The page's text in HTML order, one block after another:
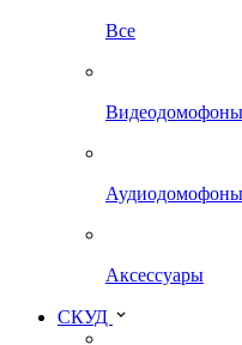
Все
Видеодомофоны
Аудиодомофоны
Аксессуары
СКУД